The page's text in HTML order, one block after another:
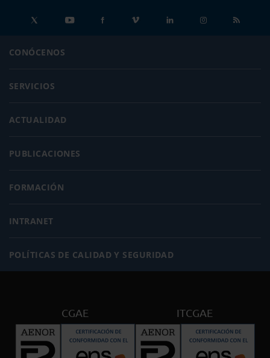
CONÓCENOS
SERVICIOS
ACTUALIDAD
PUBLICACIONES
FORMACIÓN
INTRANET
POLÍTICAS DE CALIDAD Y SEGURIDAD
CGAE ITCGAE